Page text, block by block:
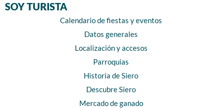
SOY TURISTA
Calendario de fiestas y eventos
Datos generales
Localización y accesos
Parroquias
Historia de Siero
Descubre Siero
Mercado de ganado